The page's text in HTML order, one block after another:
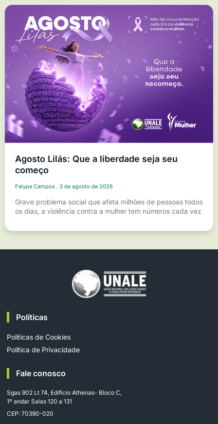
Agosto Lilás: Que a liberdade seja seu
começo
Felype Campos 3 de agosto de 2026
Grave problema social que afeta milhões de pessoas todos
os dias, a violência contra a mulher tem números cada vez
Políticas
Políticas de Cookies
Política de Privacidade
Fale conosco
Sgas 902 Lt 74, Edifício Athenas- Bloco C,
1º andar Salas 120 a 131
CEP: 70390-020